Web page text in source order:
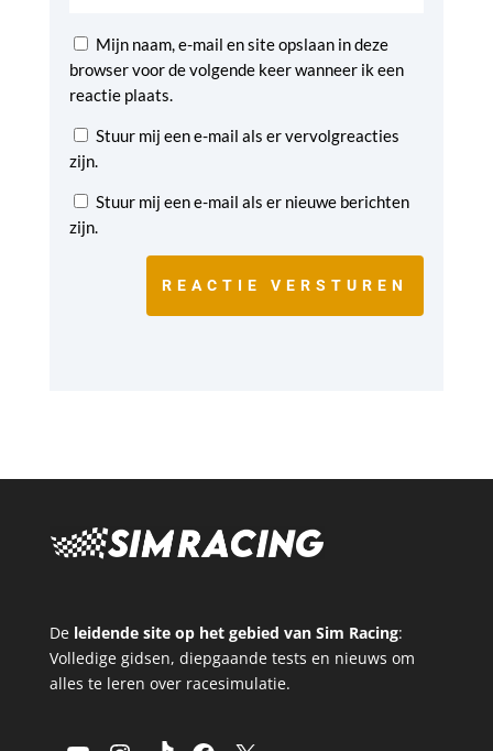
Mijn naam, e-mail en site opslaan in deze
browser voor de volgende keer wanneer ik een
reactie plaats.
Stuur mij een e-mail als er vervolgreacties
zijn.
Stuur mij een e-mail als er nieuwe berichten
zijn.
REACTIE VERSTUREN
De leidende site op het gebied van Sim Racing:
Volledige gidsen, diepgaande tests en nieuws om
alles te leren over racesimulatie.